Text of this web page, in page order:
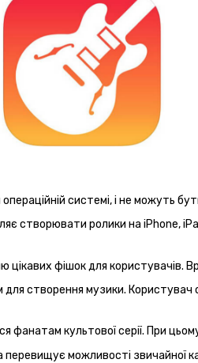
системі, і не можуть
створювати ролики на iPhone,
фішок для користувачів.
створення музики.
фанатам культової серії. При
можливості звичайної